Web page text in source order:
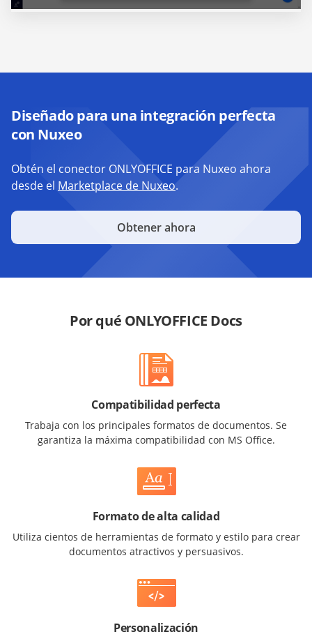
Diseñado para una integración perfecta
con Nuxeo
Obtén el conector ONLYOFFICE para Nuxeo ahora
desde el Marketplace de Nuxeo.
Obtener ahora
Por qué ONLYOFFICE Docs
Compatibilidad perfecta
Trabaja con los principales formatos de documentos. Se
garantiza la máxima compatibilidad con MS Office.
Formato de alta calidad
Utiliza cientos de herramientas de formato y estilo para crear
documentos atractivos y persuasivos.
Personalización